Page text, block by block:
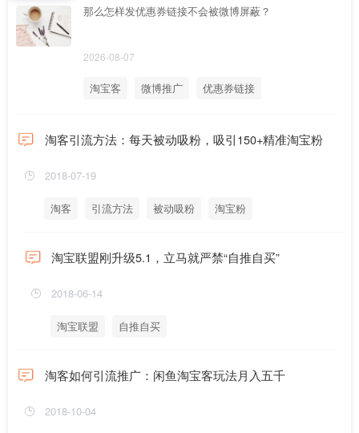
那么怎样发优惠券链接不会被微博屏蔽？
2026-08-07
淘宝客 微博推广 优惠券链接
淘客引流方法：每天被动吸粉，吸引150+精准淘宝粉
2018-07-19
淘客 引流方法 被动吸粉 淘宝粉
淘宝联盟刚升级5.1，立马就严禁“自推自买”
2018-06-14
淘宝联盟 自推自买
淘客如何引流推广：闲鱼淘宝客玩法月入五千
2018-10-04